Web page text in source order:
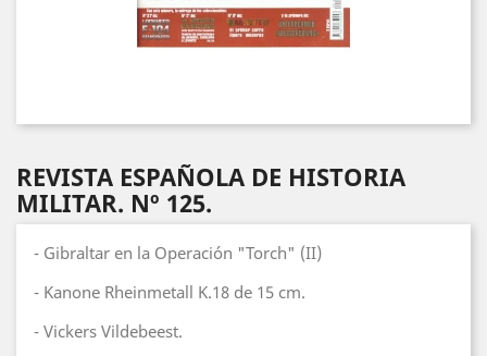
REVISTA ESPAÑOLA DE HISTORIA
MILITAR. Nº 125.
- Gibraltar en la Operación "Torch" (II)
- Kanone Rheinmetall K.18 de 15 cm.
- Vickers Vildebeest.